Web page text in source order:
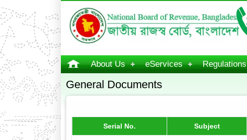
About Us eServices Regulations
General Documents
Serial No. Subject